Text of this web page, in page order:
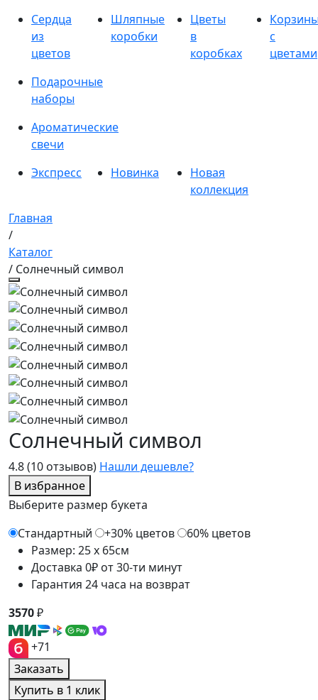
Сердца
из
цветов
Шляпные
коробки
Цветы
в
коробках
с
цветами
Подарочные
наборы
Ароматические
свечи
Экспресс
Новинка
Новая
коллекция
Главная
/
Каталог
/ Солнечный символ
4.8(10 отзывов) Нашли дешевле?
В избранное
Солнечный символ
Выберите размер букета
Стандартный
+30% цветов
60% цветов
Размер: 25 x 65см
Доставка 0₽ от 30-ти минут
Гарантия 24 часа на возврат
3570₽
+71
Заказать
Купить в 1 клик